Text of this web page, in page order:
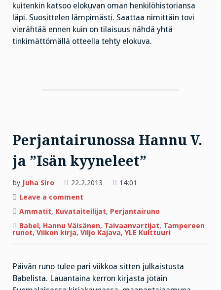
kuitenkin katsoo elokuvan oman henkilöhistoriansa
läpi. Suosittelen lämpimästi. Saattaa nimittäin tovi
vierähtää ennen kuin on tilaisuus nähdä yhtä
tinkimättömällä otteella tehty elokuva.
Perjantairunossa Hannu V.
ja ”Isän kyyneleet”
by Juha Siro 22.2.2013
14:01
Leave a comment
Hannu
ja
”Isän
kyyneleet”
Ammatit, Kuvataiteilijat, Perjantairuno
Babel, Hannu Väisänen, Taivaanvartijat, Tampereen
runot, Viikon kirja, Viljo Kajava, YLE Kulttuuri
Päivän runo tulee pari viikkoa sitten julkaistusta
Babelista. Lauantaina kerron kirjasta jotain